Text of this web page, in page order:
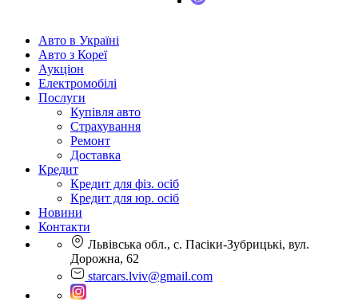
Авто в Україні
Авто з Кореї
Аукціон
Електромобілі
Послуги
Купівля авто
Страхування
Ремонт
Доставка
Кредит
Кредит для фіз. осіб
Кредит для юр. осіб
Новини
Контакти
Львівська обл., с. Пасіки-Зубрицькі, вул.
Дорожна, 62
starcars.lviv@gmail.com